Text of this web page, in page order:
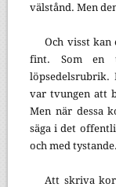
välstånd. Men
Och visst kan
fint. Som en
löpsedelsrubrik.
var tvungen att
Men när dessa
säga i det
och med tystande.
Att skriva